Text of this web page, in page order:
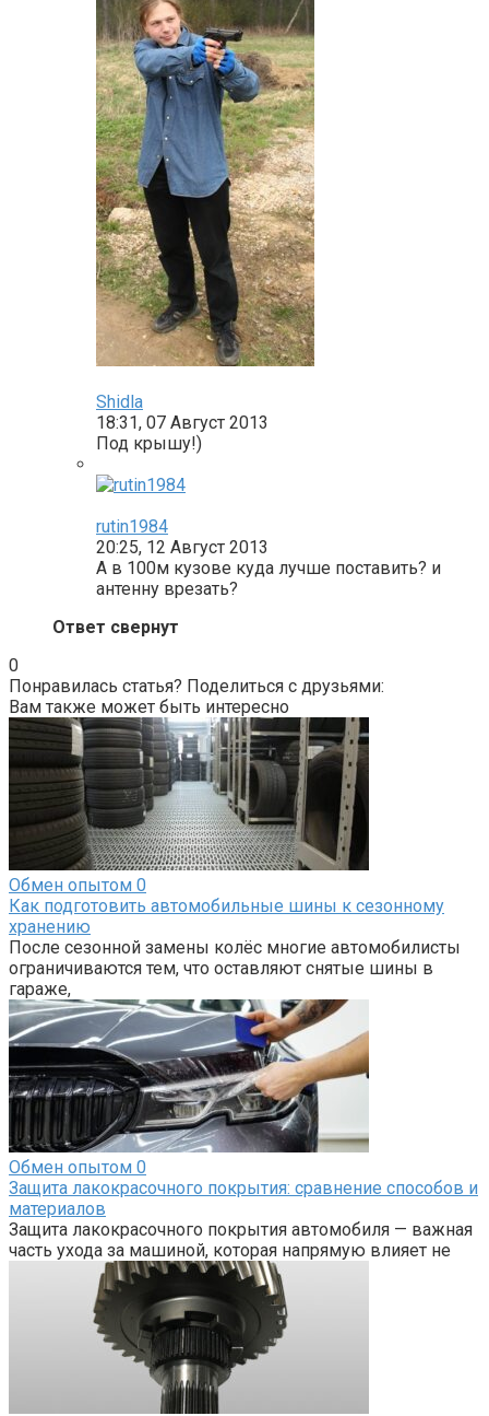
Shidla
18:31, 07 Август 2013
Под крышу!)
rutin1984
20:25, 12 Август 2013
А в 100м кузове куда лучше поставить? и
антенну врезать?
Ответ свернут
0
Понравилась статья? Поделиться с друзьями:
Вам также может быть интересно
Обмен опытом 0
Как подготовить автомобильные шины к сезонному
хранению
После сезонной замены колёс многие автомобилисты
ограничиваются тем, что оставляют снятые шины в
гараже,
Обмен опытом 0
Защита лакокрасочного покрытия: сравнение способов и
материалов
Защита лакокрасочного покрытия автомобиля — важная
часть ухода за машиной, которая напрямую влияет не